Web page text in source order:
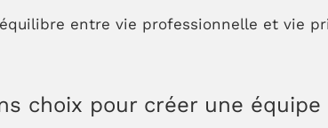
entre vie professionnelle et vie
choix pour créer une